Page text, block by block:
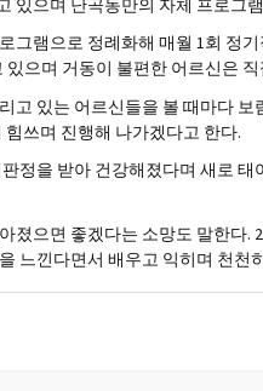
그램으로 정례화해 매월 1회 정
으며 거동이 불편한 어르신은
고 있는 어르신들을 볼 때마다
쓰며 진행해 나가겠다고 한다.
정을 받아 건강해졌다며 새로
졌으면 좋겠다는 소망도 말한
느낀다면서 배우고 익히며 천